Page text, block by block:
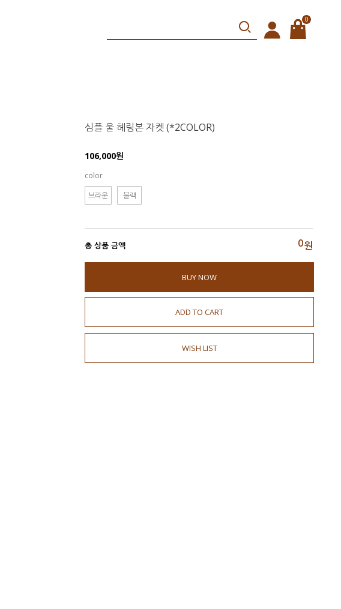
0
심플 울 헤링본 자켓 (*2COLOR)
106,000원
color
브라운
블랙
총 상품 금액 0원
BUY NOW
ADD TO CART
WISH LIST